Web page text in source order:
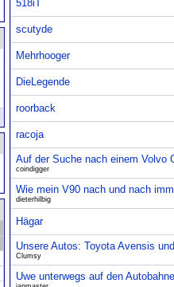
518iT
scutyde
Mehrhooger
DieLegende
roorback
racoja
Auf der Suche nach einem Volvo
coindigger
Wie mein V90 nach und nach
dieterhilbig
Hägar
Unsere Autos: Toyota Avensis
Clumsy
Uwe unterwegs auf den